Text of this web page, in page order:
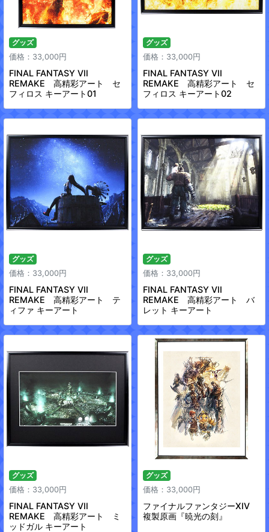
グッズ
価格：33,000円
FINAL FANTASY VII
REMAKE 高精彩アート セ
フィロス キーアート01
グッズ
価格：33,000円
FINAL FANTASY VII
REMAKE 高精彩アート セ
フィロス キーアート02
グッズ
価格：33,000円
FINAL FANTASY VII
REMAKE 高精彩アート テ
ィファ キーアート
グッズ
価格：33,000円
FINAL FANTASY VII
REMAKE 高精彩アート バ
レット キーアート
グッズ
価格：33,000円
FINAL FANTASY VII
REMAKE 高精彩アート ミ
ッドガル キーアート
グッズ
価格：33,000円
ファイナルファンタジーXIV
複製原画『暁光の刻』